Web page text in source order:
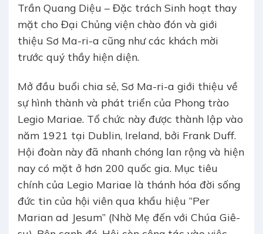
Trần Quang Diệu – Đặc trách Sinh hoạt thay
mặt cho Đại Chủng viện chào đón và giới
thiệu Sơ Ma-ri-a cũng như các khách mời
trước quý thầy hiện diện.
Mở đầu buổi chia sẻ, Sơ Ma-ri-a giới thiệu về
sự hình thành và phát triển của Phong trào
Legio Mariae. Tổ chức này được thành lập vào
năm 1921 tại Dublin, Ireland, bởi Frank Duff.
Hội đoàn này đã nhanh chóng lan rộng và hiện
nay có mặt ở hơn 200 quốc gia. Mục tiêu
chính của Legio Mariae là thánh hóa đời sống
đức tin của hội viên qua khẩu hiệu “Per
Marian ad Jesum” (Nhờ Mẹ đến với Chúa Giê-